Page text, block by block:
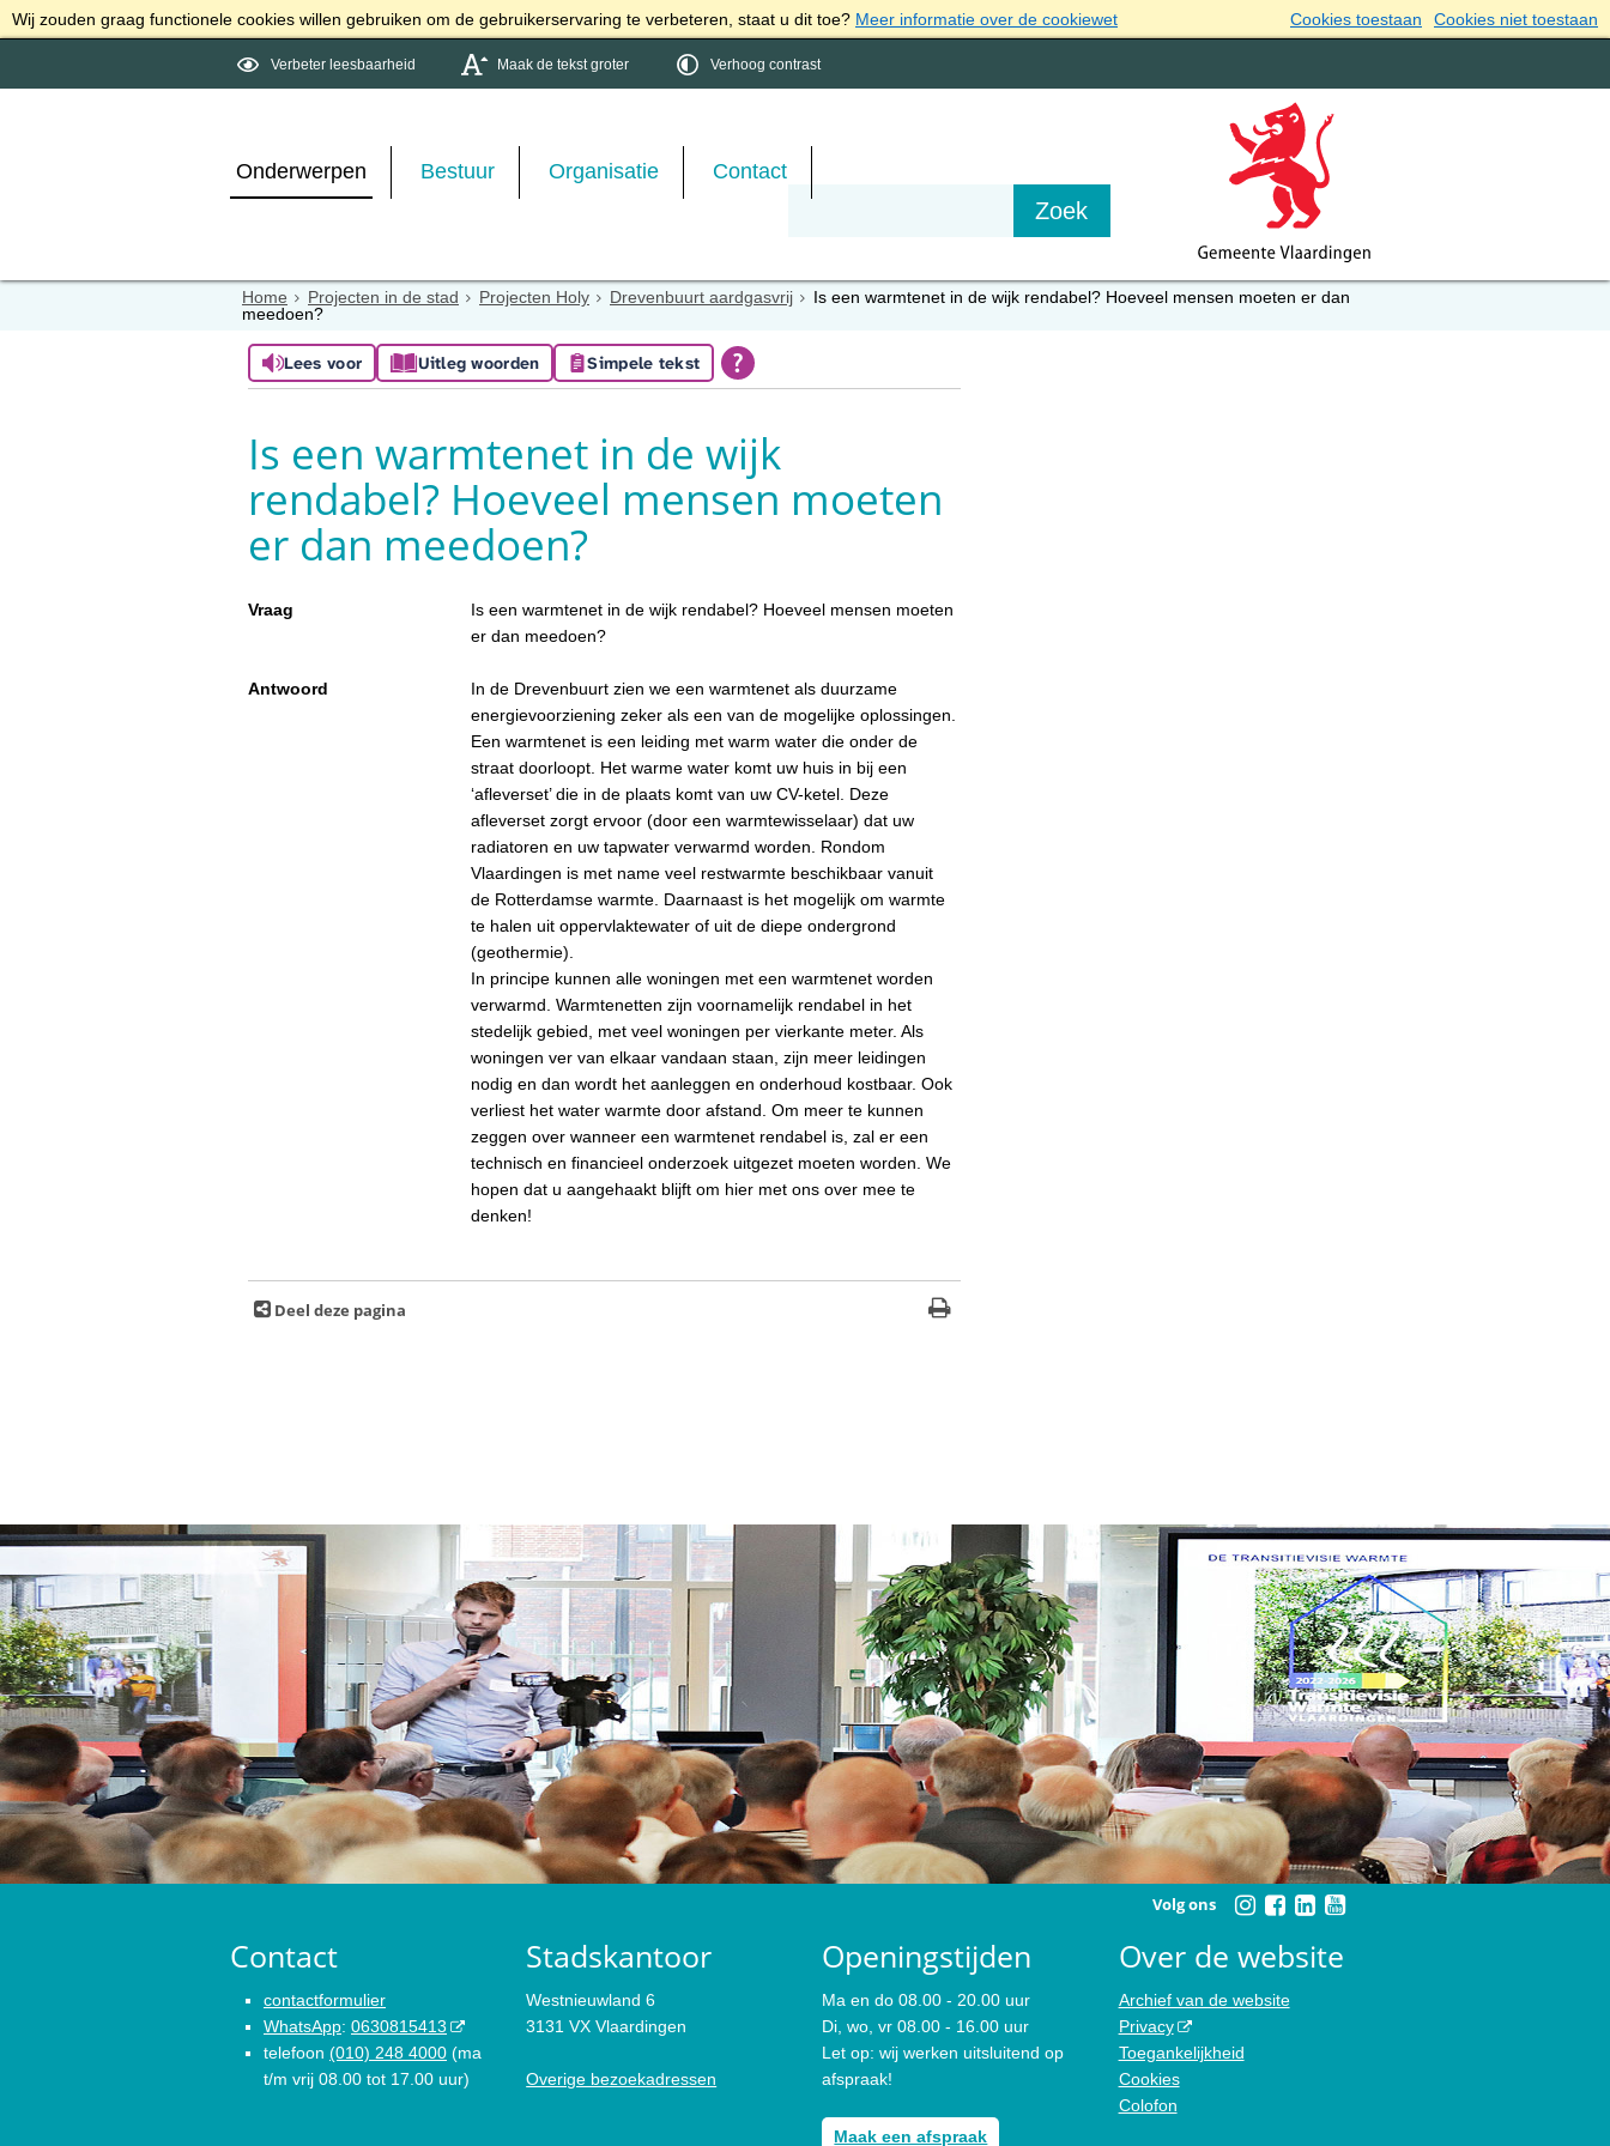
Wij zouden graag functionele cookies willen gebruiken om de gebruikerservaring te verbeteren, staat u dit toe? Meer informatie over de cookiewet Cookies toestaan Cookies niet toestaan
Verbeter leesbaarheid Maak de tekst groter Verhoog contrast
Onderwerpen Bestuur Organisatie Contact
Home Projecten in de stad Projecten Holy Drevenbuurt aardgasvrij
Is een warmtenet in de wijk rendabel? Hoeveel mensen moeten er dan
meedoen?
Lees voor Uitleg woorden Simpele tekst
Is een warmtenet in de wijk
rendabel? Hoeveel mensen moeten
er dan meedoen?
Vraag
Is een warmtenet in de wijk rendabel? Hoeveel mensen moeten
er dan meedoen?
Antwoord
In de Drevenbuurt zien we een warmtenet als duurzame
energievoorziening zeker als een van de mogelijke oplossingen.
Een warmtenet is een leiding met warm water die onder de
straat doorloopt. Het warme water komt uw huis in bij een
‘afleverset’ die in de plaats komt van uw CV-ketel. Deze
afleverset zorgt ervoor (door een warmtewisselaar) dat uw
radiatoren en uw tapwater verwarmd worden. Rondom
Vlaardingen is met name veel restwarmte beschikbaar vanuit
de Rotterdamse warmte. Daarnaast is het mogelijk om warmte
te halen uit oppervlaktewater of uit de diepe ondergrond
(geothermie).
In principe kunnen alle woningen met een warmtenet worden
verwarmd. Warmtenetten zijn voornamelijk rendabel in het
stedelijk gebied, met veel woningen per vierkante meter. Als
woningen ver van elkaar vandaan staan, zijn meer leidingen
nodig en dan wordt het aanleggen en onderhoud kostbaar. Ook
verliest het water warmte door afstand. Om meer te kunnen
zeggen over wanneer een warmtenet rendabel is, zal er een
technisch en financieel onderzoek uitgezet moeten worden. We
hopen dat u aangehaakt blijft om hier met ons over mee te
denken!
Deel deze pagina
Volg ons
Contact
contactformulier
WhatsApp: 0630815413
telefoon (010) 248 4000 (ma
t/m vrij 08.00 tot 17.00 uur)
Stadskantoor
Westnieuwland 6
3131 VX Vlaardingen
Overige bezoekadressen
Openingstijden
Ma en do 08.00 - 20.00 uur
Di, wo, vr 08.00 - 16.00 uur
Let op: wij werken uitsluitend op
afspraak!
Maak een afspraak
Over de website
Archief van de website
Privacy
Toegankelijkheid
Cookies
Colofon